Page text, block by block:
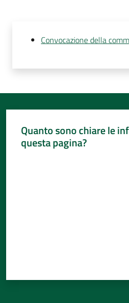
Convocazione della
Quanto sono chiare le
questa pagina?